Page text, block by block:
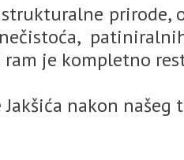
ram je kompletno
nakon našeg